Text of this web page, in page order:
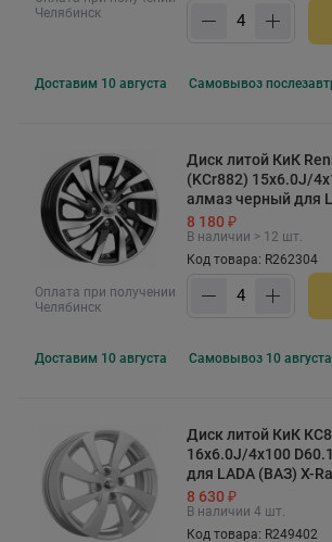
Челябинск
Доставим 10 августа Самовывоз
Оплата при получении
Челябинск
Диск литой КиК
(KCr882) 15x6.0J/
алмаз черный для
8 180 ₽
В наличии > 12 шт.
Код товара: R262304
Доставим 10 августа Самовывоз 10 августа
Диск литой КиК
16x6.0J/4x100
для LADA (ВАЗ) X-
8 630 ₽
В наличии 4 шт.
Код товара: R249402